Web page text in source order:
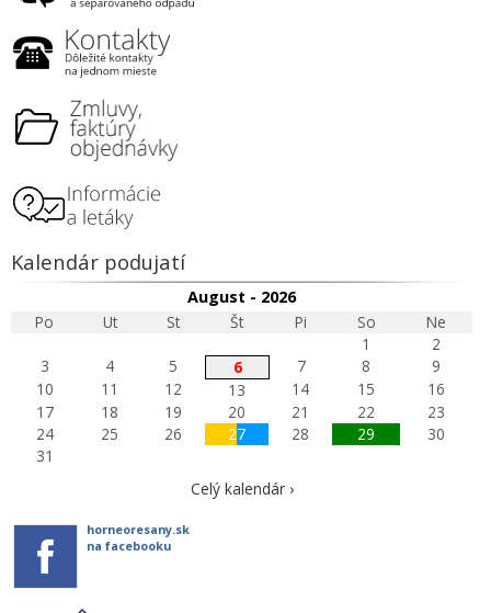
Kalendár podujatí
August - 2026
Po
Ut St Št Pi So
Ne
1
2
3
4 5 6 7 8
9
10
11 12 13 14 15
16
17
18 19 20 21 22
23
24
25 26 27 28 29
30
31
Celý kalendár ›
horneoresany.sk
na facebooku